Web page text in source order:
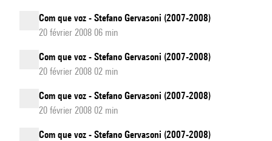
Com que voz - Stefano Gervasoni (2007-2008)
20 février 2008 06 min
Com que voz - Stefano Gervasoni (2007-2008)
20 février 2008 02 min
Com que voz - Stefano Gervasoni (2007-2008)
20 février 2008 02 min
Com que voz - Stefano Gervasoni (2007-2008)